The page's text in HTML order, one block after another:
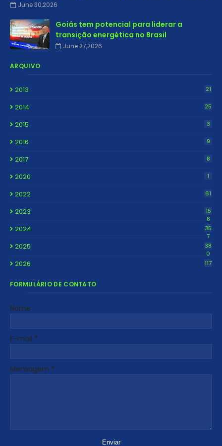
June 30,2026
Goiás tem potencial para liderar a
transição energética no Brasil
June 27,2026
ARQUIVO
2013 21
2014 25
2015 3
2016 9
2017 8
2020 1
2022 61
2023
15
8
2024
35
7
2025
38
0
2026 117
FORMULÁRIO DE CONTATO
Nome
E-mail *
Mensagem *